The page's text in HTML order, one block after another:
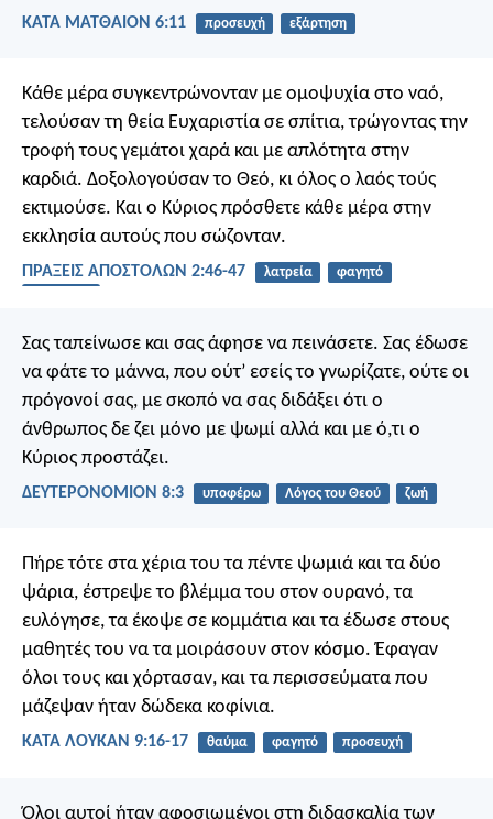
ΚΑΤΑ ΜΑΤΘΑΙΟΝ 6:11 προσευχή εξάρτηση
Κάθε μέρα συγκεντρώνονταν με ομοψυχία στο ναό,
τελούσαν τη θεία Ευχαριστία σε σπίτια, τρώγοντας την
τροφή τους γεμάτοι χαρά και με απλότητα στην
καρδιά. Δοξολογούσαν το Θεό, κι όλος ο λαός τούς
εκτιμούσε. Και ο Κύριος πρόσθετε κάθε μέρα στην
εκκλησία αυτούς που σώζονταν.
ΠΡΑΞΕΙΣ ΑΠΟΣΤΟΛΩΝ 2:46-47 λατρεία
φαγητό
Σας ταπείνωσε και σας άφησε να πεινάσετε. Σας έδωσε
να φάτε το μάννα, που ούτ’ εσείς το γνωρίζατε, ούτε οι
πρόγονοί σας, με σκοπό να σας διδάξει ότι ο
άνθρωπος δε ζει μόνο με ψωμί αλλά και με ό,τι ο
Κύριος προστάζει.
ΔΕΥΤΕΡΟΝΟΜΙΟΝ 8:3 υποφέρω Λόγος του Θεού ζωή
Πήρε τότε στα χέρια του τα πέντε ψωμιά και τα δύο
ψάρια, έστρεψε το βλέμμα του στον ουρανό, τα
ευλόγησε, τα έκοψε σε κομμάτια και τα έδωσε στους
μαθητές του να τα μοιράσουν στον κόσμο. Έφαγαν
όλοι τους και χόρτασαν, και τα περισσεύματα που
μάζεψαν ήταν δώδεκα κοφίνια.
ΚΑΤΑ ΛΟΥΚΑΝ 9:16-17 θαύμα φαγητό προσευχή
Όλοι αυτοί ήταν αφοσιωμένοι στη διδασκαλία των